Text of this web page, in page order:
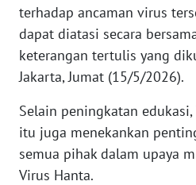
terhadap ancaman virus
dapat diatasi secara
keterangan tertulis yang
Jakarta, Jumat (15/5/2026).
Selain peningkatan edukasi,
itu juga menekankan
semua pihak dalam upaya
Virus Hanta.
WN
PAPUA
WN
BARAT
WN